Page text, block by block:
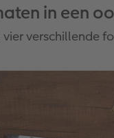
in een
vier verschillende